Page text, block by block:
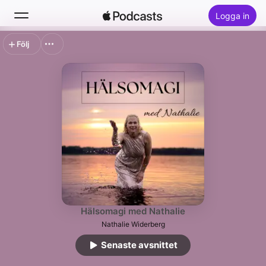
Logga in
Hälsomagi med Nathalie
Nathalie Widerberg
Senaste avsnittet
Följ